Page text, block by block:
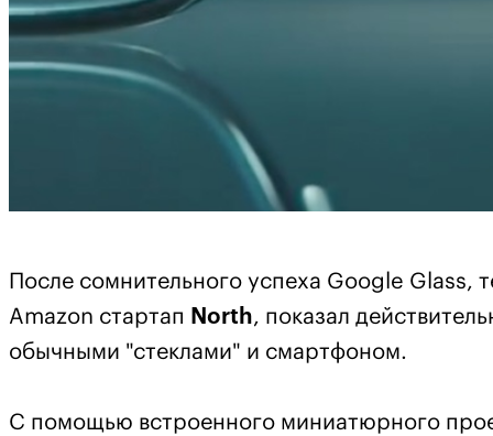
После сомнительного успеха Google
Amazon стартап North, показал
обычными "стеклами" и смартфоном.
С помощью встроенного миниатюрного